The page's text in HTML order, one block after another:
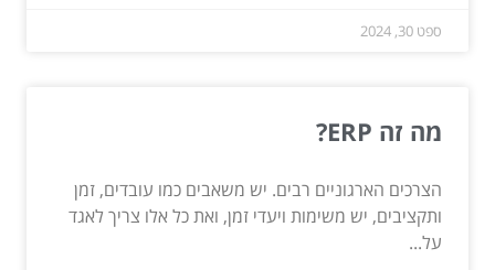
ספט 30, 2024
מה זה ERP?
הצרכים הארגוניים רבים. יש משאבים כמו עובדים, זמן
ותקציבים, יש משימות ויעדי זמן, ואת כל אלו צריך לאגד
על...